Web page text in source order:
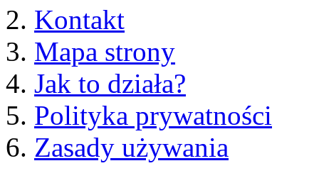
Kontakt
Mapa strony
Jak to działa?
Polityka prywatności
Zasady używania